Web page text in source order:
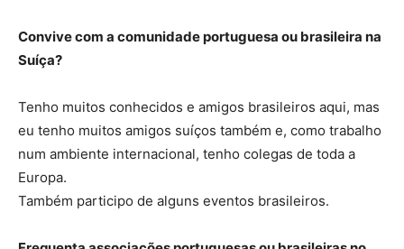
Convive com a comunidade portuguesa ou brasileira na
Suíça?
Tenho muitos conhecidos e amigos brasileiros aqui, mas
eu tenho muitos amigos suíços também e, como trabalho
num ambiente internacional, tenho colegas de toda a
Europa.
Também participo de alguns eventos brasileiros.